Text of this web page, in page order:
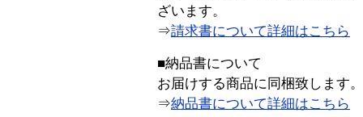
ざいます。
⇒請求書について詳細はこちら
■納品書について
お届けする商品に同梱致します。
⇒納品書について詳細はこちら